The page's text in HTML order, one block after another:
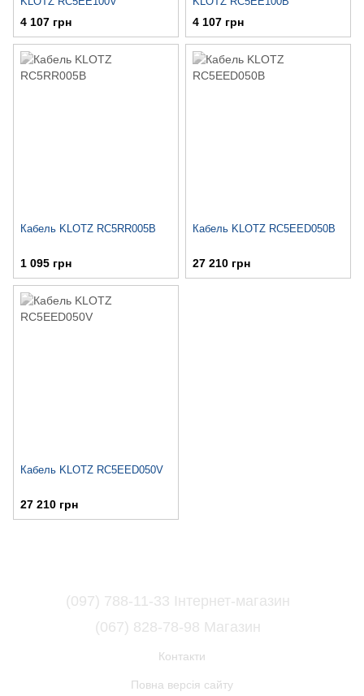
4 107 грн 4 107 грн
Кабель KLOTZ RC5RR005B
1 095 грн
Кабель KLOTZ RC5EED050B
27 210 грн
Кабель KLOTZ RC5EED050V
27 210 грн
(097) 788-11-33 Інтернет-магазин
(067) 828-78-98 Магазин
Контакти
Повна версія сайту